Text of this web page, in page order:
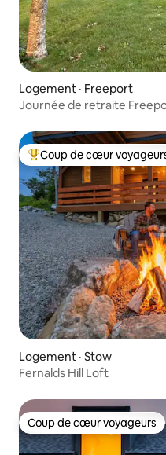
Logement · Freeport
Journée de retraite
Coup de cœur voyageurs
Coup de cœur
Logement · Stow
Fernalds Hill Loft
Coup de cœur voyageurs
Coup de cœur voyageurs